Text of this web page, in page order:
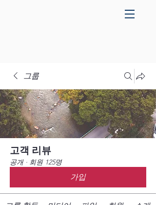
그룹
고객 리뷰
공개 · 회원 125명
가입